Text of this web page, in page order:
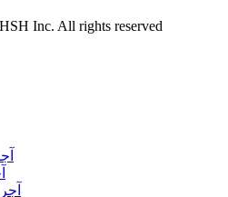
Inc. All rights reserved